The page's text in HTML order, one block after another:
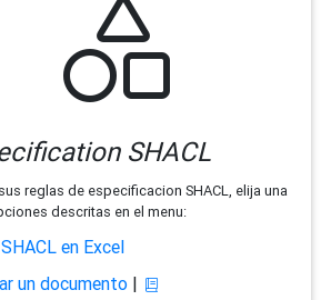
SHACL
reglas de especificacion SHACL, elija una
descritas en el menu:
en Excel
un documento|